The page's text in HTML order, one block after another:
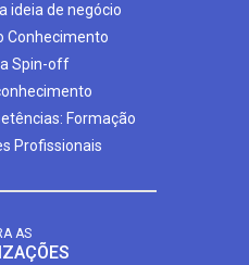
ideia de negócio
Conhecimento
Spin-off
Formação
Profissionais
AS